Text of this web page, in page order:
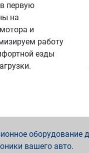
первую
на
и
работу
езды
оборудование
вашего авто.